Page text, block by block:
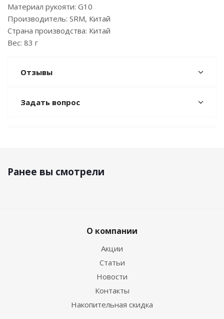
Материал рукояти: G10
Производитель: SRM, Китай
Страна производства: Китай
Вес: 83 г
Отзывы
Задать вопрос
Ранее вы смотрели
О компании
Акции
Статьи
Новости
Контакты
Накопительная скидка